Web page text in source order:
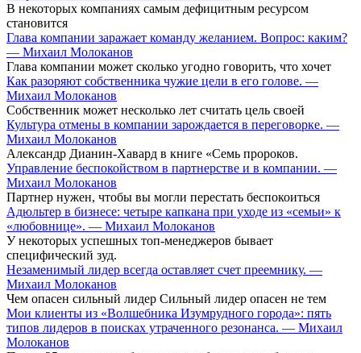
В некоторых компаниях самым дефицитным ресурсом
становится
Глава компании заражает команду желанием. Вопрос: каким?
— Михаил Молоканов
Глава компании может сколько угодно говорить, что хочет
Как разоряют собственника чужие цели в его голове. —
Михаил Молоканов
Собственник может несколько лет считать цель своей
Культура отмены в компании зарождается в переговорке. —
Михаил Молоканов
Александр Дианин-Хавард в книге «Семь пророков.
Управление беспокойством в партнерстве и в компании. —
Михаил Молоканов
Партнер нужен, чтобы вы могли перестать беспокоиться
Адюльтер в бизнесе: четыре капкана при уходе из «семьи» к
«любовнице». — Михаил Молоканов
У некоторых успешных топ-менеджеров бывает
специфический зуд.
Незаменимый лидер всегда оставляет счет преемнику. —
Михаил Молоканов
Чем опасен сильный лидер Сильный лидер опасен не тем
Мои клиенты из «Волшебника Изумрудного города»: пять
типов лидеров в поисках утраченного резонанса. — Михаил
Молоканов